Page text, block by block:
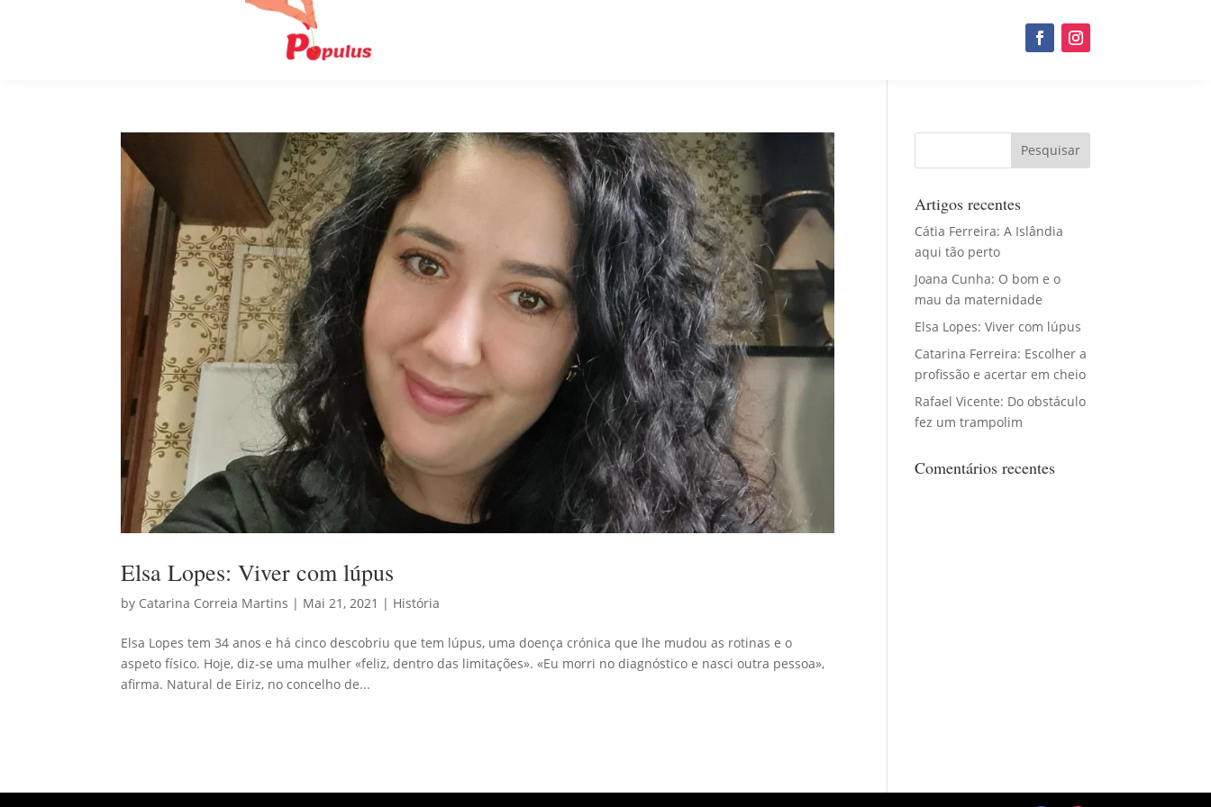
Elsa Lopes: Viver com lúpus
by Catarina Correia Martins | Mai 21, 2021 | História
Elsa Lopes tem 34 anos e há cinco descobriu que tem lúpus, uma doença crónica que lhe mudou as rotinas e o
aspeto físico. Hoje, diz-se uma mulher «feliz, dentro das limitações». «Eu morri no diagnóstico e nasci outra pessoa»,
afirma. Natural de Eiriz, no concelho de...
Artigos recentes
Cátia Ferreira: A Islândia
aqui tão perto
Joana Cunha: O bom e o
mau da maternidade
Elsa Lopes: Viver com lúpus
Catarina Ferreira: Escolher a
profissão e acertar em cheio
Rafael Vicente: Do obstáculo
fez um trampolim
Comentários recentes